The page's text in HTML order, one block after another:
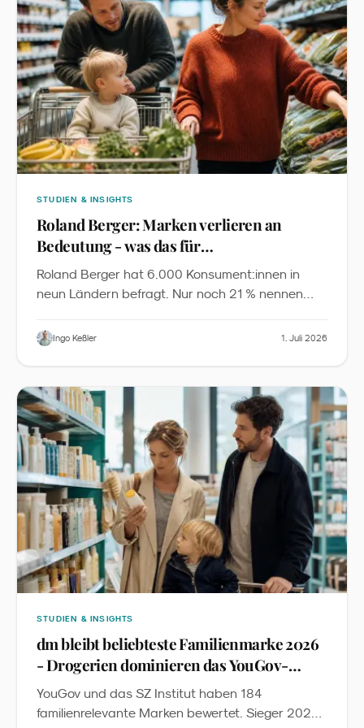
STUDIEN & INSIGHTS
Roland Berger: Marken verlieren an
Bedeutung - was das für
Familienmarketing heißt
Roland Berger hat 6.000 Konsument:innen in
neun Ländern befragt. Nur noch 21 % nennen
entdecken Produkte über Familie und Freunde,
fünf Konsequenzen für Familienmarken im DACH-
Raum.
Ingo Keßler 1. Juli 2026
STUDIEN & INSIGHTS
dm bleibt beliebteste Familienmarke 2026
- Drogerien dominieren das YouGov-
Ranking
YouGov und das SZ Institut haben 184
familienrelevante Marken bewertet. Sieger 2026: